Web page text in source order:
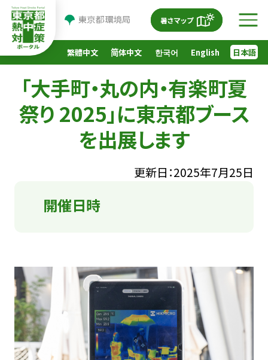
暑さマップ
メ
ニ
ュ
く
日本語
English
한국어
简体中文
繁體中文
「大手町・丸の内・有楽町夏
祭り 2025」に東京都ブース
を出展します
更新日：2025年7月25日
開催日時